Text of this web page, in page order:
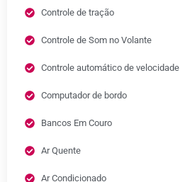
Controle de tração
Controle de Som no Volante
Controle automático de velocidade
Computador de bordo
Bancos Em Couro
Ar Quente
Ar Condicionado